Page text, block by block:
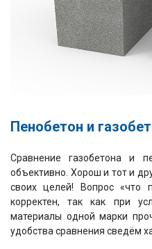
Пенобетон и
Сравнение газобетона и
объективно. Хорош и тот и
своих целей! Вопрос «что
корректен, так как при
материалы одной марки
удобства сравнения сведём